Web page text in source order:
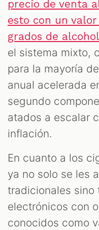
precio de venta
esto con un
grados de alcohol
el sistema mixto,
para la mayoría
anual acelerada
segundo
atados a escalar
inflación.
En cuanto a los
ya no solo se les
tradicionales sino
electrónicos con
conocidos como